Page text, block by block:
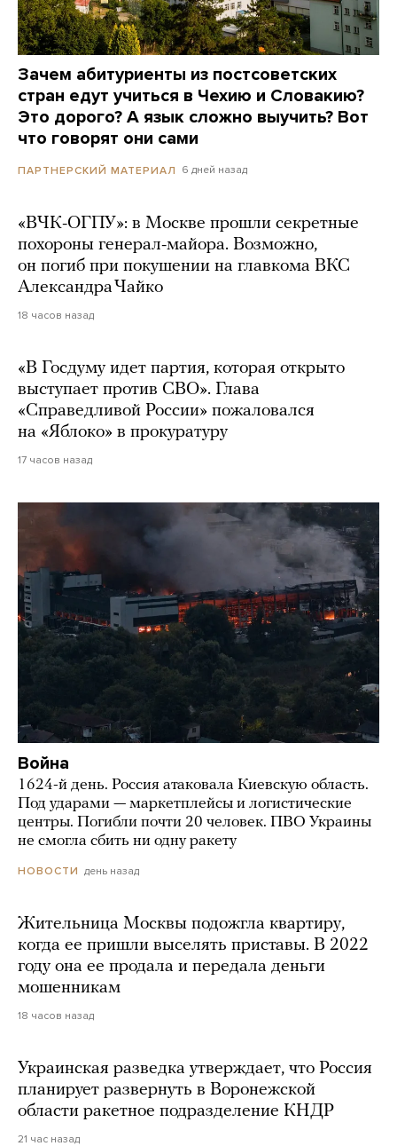
Зачем абитуриенты из постсоветских
стран едут учиться в Чехию и Словакию?
Это дорого? А язык сложно выучить? Вот
что говорят они сами
ПАРТНЕРСКИЙ МАТЕРИАЛ 6 дней назад
«ВЧК-ОГПУ»: в Москве прошли секретные
похороны генерал-майора. Возможно,
он погиб при покушении на главкома ВКС
Александра Чайко
18 часов назад
«В Госдуму идет партия, которая открыто
выступает против СВО». Глава
«Справедливой России» пожаловался
на «Яблоко» в прокуратуру
17 часов назад
Война
1624-й день. Россия атаковала Киевскую область.
Под ударами — маркетплейсы и логистические
центры. Погибли почти 20 человек. ПВО Украины
не смогла сбить ни одну ракету
НОВОСТИ день назад
Жительница Москвы подожгла квартиру,
когда ее пришли выселять приставы. В 2022
году она ее продала и передала деньги
мошенникам
18 часов назад
Украинская разведка утверждает, что Россия
планирует развернуть в Воронежской
области ракетное подразделение КНДР
21 час назад